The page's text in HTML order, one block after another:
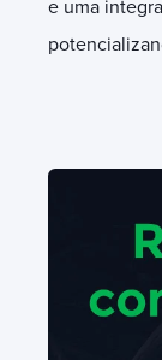
e uma